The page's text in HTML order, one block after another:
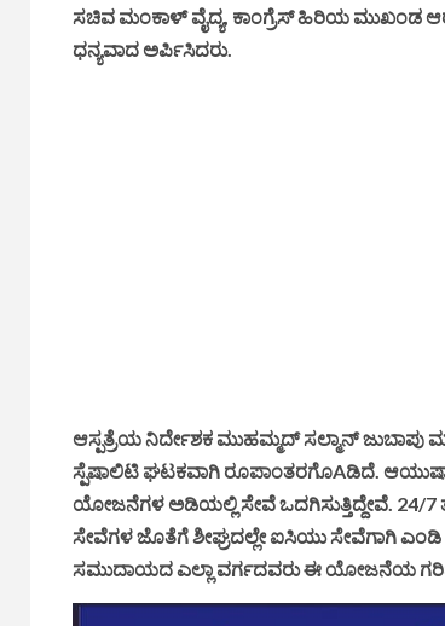
ಸಚಿವ ಮಂಕಾಳ್ ವೈದ್ಯ, ಕಾಂಗ್ರೆಸ್ ಹಿರಿಯ ಮುಖಂಡ
ಧನ್ಯವಾದ ಅರ್ಪಿಸಿದರು.
ಆಸ್ಪತ್ರೆಯ ನಿರ್ದೇಶಕ ಮುಹಮ್ಮದ್ ಸಲ್ಮಾನ್ ಜುಬಾಪು
ಸ್ಪೆಷಾಲಿಟಿ ಘಟಕವಾಗಿ ರೂಪಾಂತರಗೊAಡಿದೆ.
ಯೋಜನೆಗಳ ಅಡಿಯಲ್ಲಿ ಸೇವೆ ಒದಗಿಸುತ್ತಿದ್ದೇವೆ. 24/7
ಸೇವೆಗಳ ಜೊತೆಗೆ ಶೀಘ್ರದಲ್ಲೇ ಐಸಿಯು ಸೇವೆಗಾಗಿ
ಸಮುದಾಯದ ಎಲ್ಲಾ ವರ್ಗದವರು ಈ ಯೋಜನೆಯ